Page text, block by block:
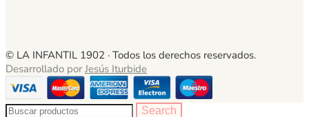
© LA INFANTIL 1902 · Todos los derechos reservados.
Desarrollado por Jesús Iturbide
Search